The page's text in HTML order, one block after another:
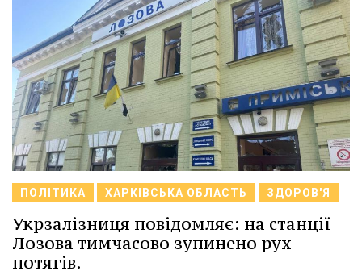
ПОЛІТИКА ХАРКІВСЬКА ОБЛАСТЬ ЗДОРОВ'Я
Укрзалізниця повідомляє: на станції
Лозова тимчасово зупинено рух
потягів.